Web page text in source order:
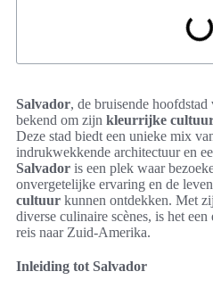
Salvador, de bruisende hoofdstad
bekend om zijn kleurrijke
Deze stad biedt een unieke mix
indrukwekkende architectuur en
Salvador is een plek waar
onvergetelijke ervaring en de
cultuur kunnen ontdekken. Met
diverse culinaire scènes, is het
reis naar Zuid-Amerika.
Inleiding tot Salvador